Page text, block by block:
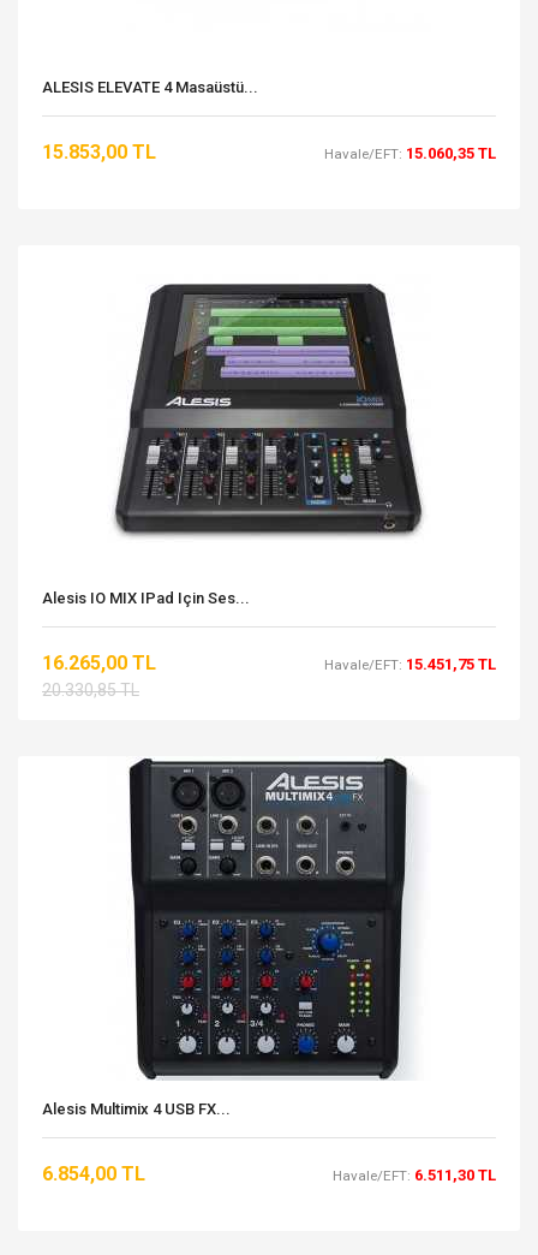
ALESIS ELEVATE 4 Masaüstü...
15.853,00 TL Havale/EFT: 15.060,35 TL
Alesis IO MIX IPad Için Ses...
16.265,00 TL
20.330,85 TL
Havale/EFT: 15.451,75 TL
Alesis Multimix 4 USB FX...
6.854,00 TL Havale/EFT: 6.511,30 TL